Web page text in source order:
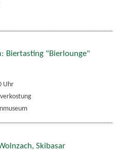
Biertasting "Bierlounge"
Uhr
Skibasar